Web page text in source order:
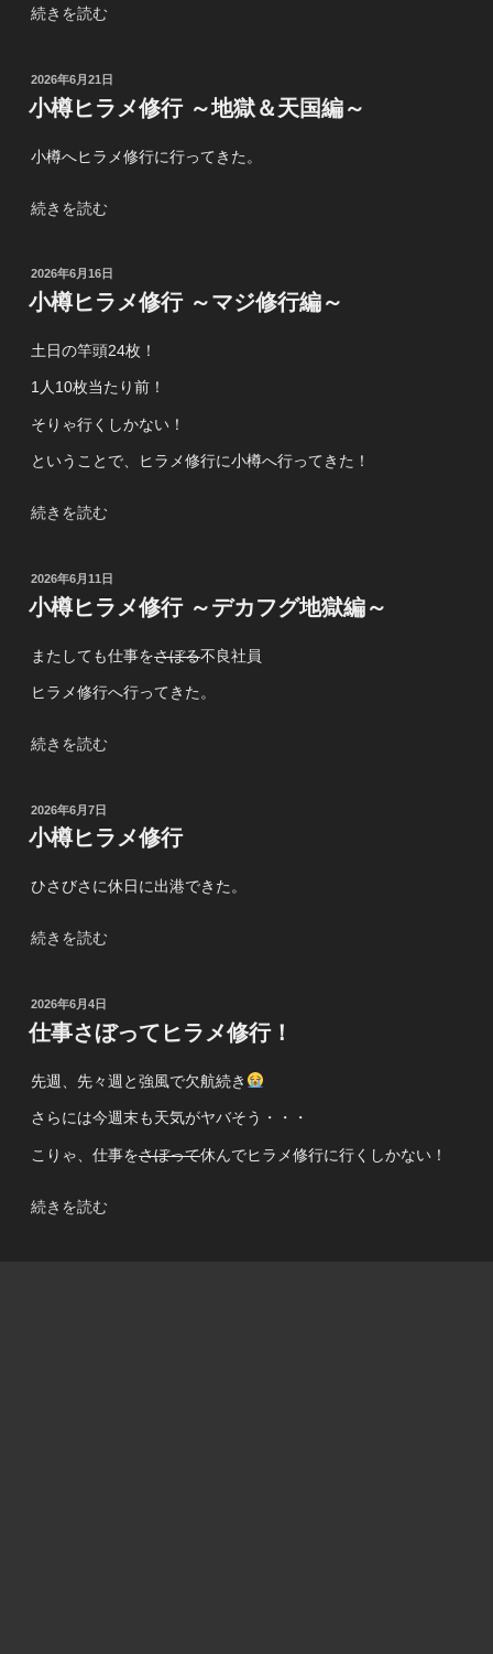
恐
満
月
大
潮
～”
“小
ラ
メ
行
呪
の
言
葉
編
の
続きを読む
投
稿
日:
2026年6月21日
小樽ヒラメ修行 ～地獄＆天国編～
小樽へヒラメ修行に行ってきた。
“小
ラ
メ
行
～
獄
＆
国
の
続きを読む
投
稿
日:
2026年6月16日
小樽ヒラメ修行 ～マジ修行編～
土日の竿頭24枚！
1人10枚当たり前！
そりゃ行くしかない！
ということで、ヒラメ修行に小樽へ行ってきた！
“小
ラ
メ
行
～
ジ
編
～”
続きを読む
投
稿
日:
2026年6月11日
小樽ヒラメ修行 ～デカフグ地獄編～
またしても仕事をさぼる不良社員
ヒラメ修行へ行ってきた。
“小
ラ
メ
行
デ
フ
グ
地
獄
～”
の
続きを読む
投
稿
日:
2026年6月7日
小樽ヒラメ修行
ひさびさに休日に出港できた。
“小
ラ
メ
行”
の
続きを読む
投
稿
日:
2026年6月4日
仕事さぼってヒラメ修行！
先週、先々週と強風で欠航続き
さらには今週末も天気がヤバそう・・・
こりゃ、仕事をさぼって休んでヒラメ修行に行くしかない！
“仕
続きを読む